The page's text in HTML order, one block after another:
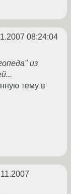
08:24:04
из
тему в